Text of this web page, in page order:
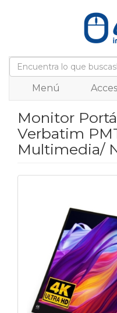
Menú
Monitor
Verbatim
Multimedia/